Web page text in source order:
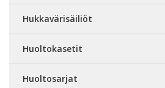
Hukkavärisäiliöt
Huoltokasetit
Huoltosarjat